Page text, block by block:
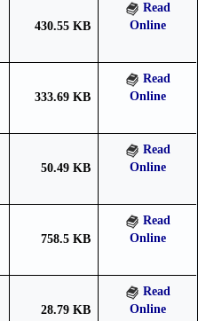
430.55 KB
Read
Online
333.69 KB
Read
Online
50.49 KB
Read
Online
758.5 KB
Read
Online
28.79 KB
Read
Online